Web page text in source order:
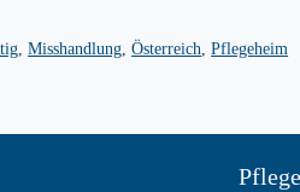
,Misshandlung ,Österreich ,Pflegeheim